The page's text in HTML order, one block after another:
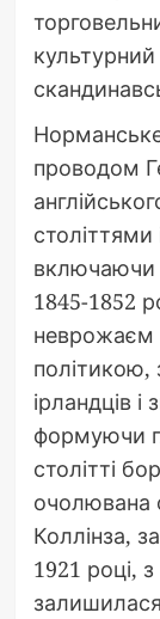
Норманське
проводом
століттями
включаючи
1845-1852
неврожаєм
політикою,
ірландців
формуючи
столітті
очолювана
Коллінза,
1921 році,